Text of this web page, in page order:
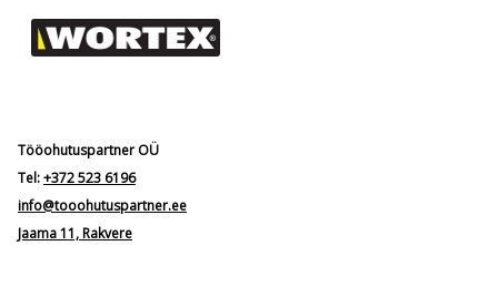
Tööohutuspartner OÜ
Tel:+372 523 6196
info@tooohutuspartner.ee
Jaama 11, Rakvere